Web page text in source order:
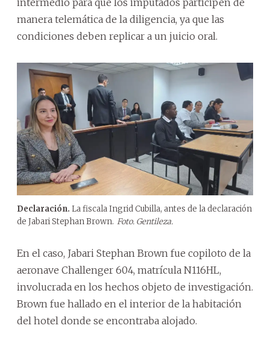
manera telemática de la diligencia, ya que las
condiciones deben replicar a un juicio oral.
Declaración. La fiscala Ingrid Cubilla, antes de la declaración
de Jabari Stephan Brown. Foto. Gentileza.
En el caso, Jabari Stephan Brown fue copiloto de la
aeronave Challenger 604, matrícula N116HL,
involucrada en los hechos objeto de investigación.
Brown fue hallado en el interior de la habitación
del hotel donde se encontraba alojado.